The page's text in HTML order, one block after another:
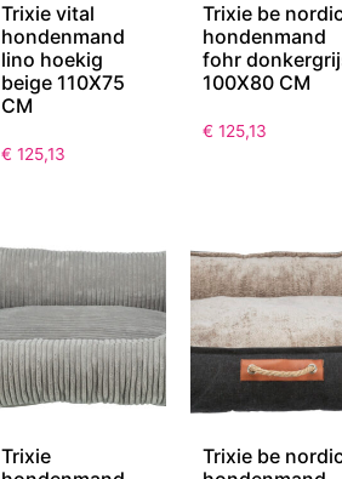
Trixie vital
hondenmand
lino hoekig
beige 110X75
CM
€ 125,13
Trixie be
hondenmand
fohr
100X80 CM
€ 125,13
Trixie
Trixie be